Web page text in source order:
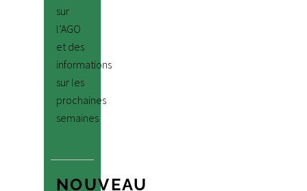
sur
l’AGO
et des
informations
sur les
prochaines
semaines
NOUVEAU